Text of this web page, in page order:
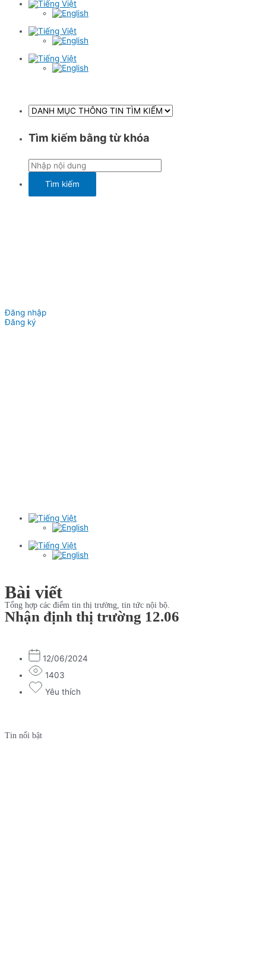
Tìm kiếm bằng từ khóa
Đăng nhập
Đăng ký
Bài viết
Tổng hợp các điểm tin thị trường, tin tức nội bộ.
Nhận định thị trường 12.06
12/06/2024
1403
Yêu thích
Tin nổi bật